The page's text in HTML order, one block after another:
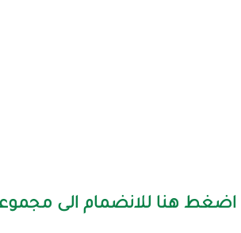
اضغط هنا للانضمام الى